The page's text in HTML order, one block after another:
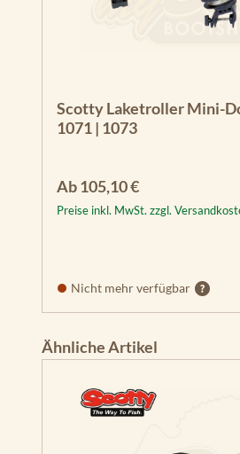
Scotty Laketroller Mini-
1071 | 1073
Regulärer Preis:
Ab105,10 €
Preise inkl. MwSt. zzgl.
Nicht mehr verfügbar
Produktgalerie überspringen
Ähnliche Artikel